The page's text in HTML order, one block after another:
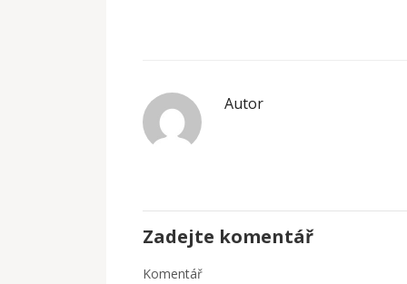
Autor
Zadejte komentář
Komentář